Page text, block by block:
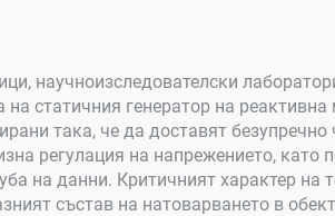
научноизследователски
статичния генератор на
така, че да доставят безупречно
регулация на напрежението, като
на данни. Критичният характер на
състав на натоварването в